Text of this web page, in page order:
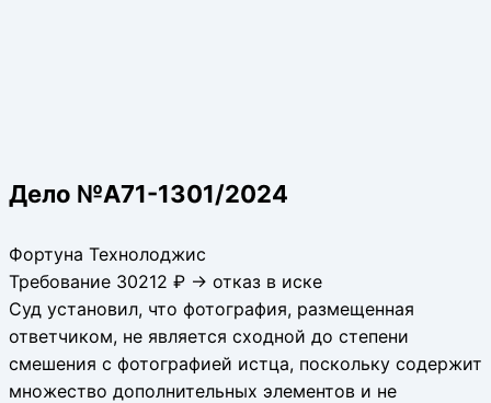
Дело №А71-1301/2024
Фортуна Технолоджис
Требование 30212 ₽ → отказ в иске
Суд установил, что фотография, размещенная
ответчиком, не является сходной до степени
смешения с фотографией истца, поскольку содержит
множество дополнительных элементов и не